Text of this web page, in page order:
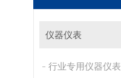
仪器仪表
行业专用仪器仪表